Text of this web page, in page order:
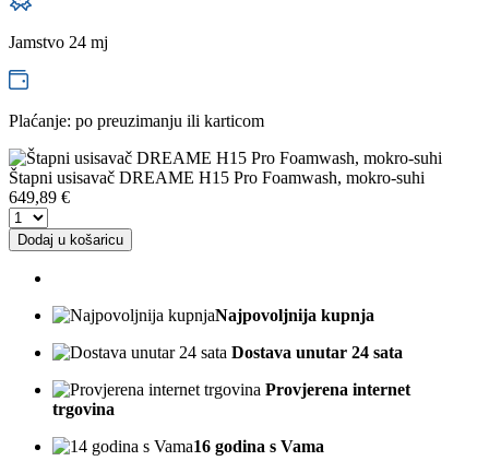
Jamstvo 24 mj
Plaćanje: po preuzimanju ili karticom
Štapni usisavač DREAME H15 Pro Foamwash, mokro-suhi
649,89 €
Dodaj u košaricu
Najpovoljnija kupnja
Dostava unutar 24 sata
Provjerena internet
trgovina
16 godina s Vama